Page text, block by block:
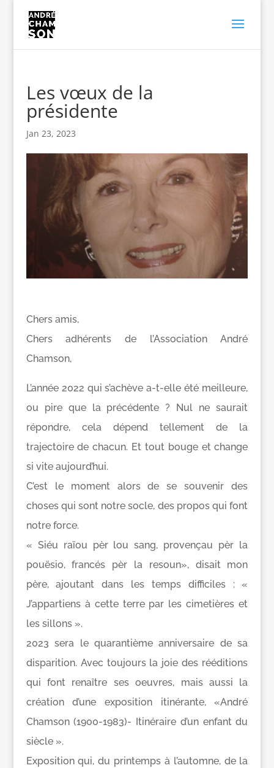
Les vœux de la
présidente
Jan 23, 2023
Chers amis,
Chers adhérents de l’Association André
Chamson,
L’année 2022 qui s’achève a-t-elle été meilleure,
ou pire que la précédente ? Nul ne saurait
répondre, cela dépend tellement de la
trajectoire de chacun. Et tout bouge et change
si vite aujourd’hui.
C’est le moment alors de se souvenir des
choses qui sont notre socle, des propos qui font
notre force.
« Siéu raïou pèr lou sang, provençau pèr la
pouësio, francés pèr la resoun», disait mon
père, ajoutant dans les temps difficiles : «
J’appartiens à cette terre par les cimetières et
les sillons ».
2023 sera le quarantième anniversaire de sa
disparition. Avec toujours la joie des rééditions
qui font renaître ses oeuvres, mais aussi la
création d’une exposition itinérante, «André
Chamson (1900-1983)- Itinéraire d’un enfant du
siècle ».
Exposition qui, du printemps à l’automne, de la